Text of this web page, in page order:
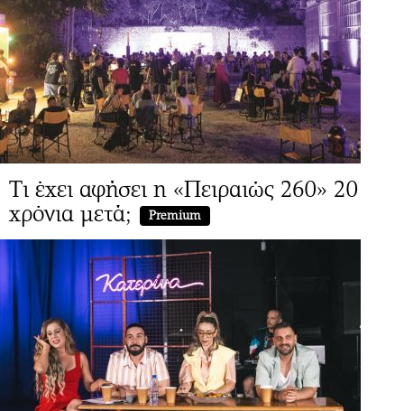
Τι έχει αφήσει η «Πειραιώς 260» 20
χρόνια μετά;
Premium